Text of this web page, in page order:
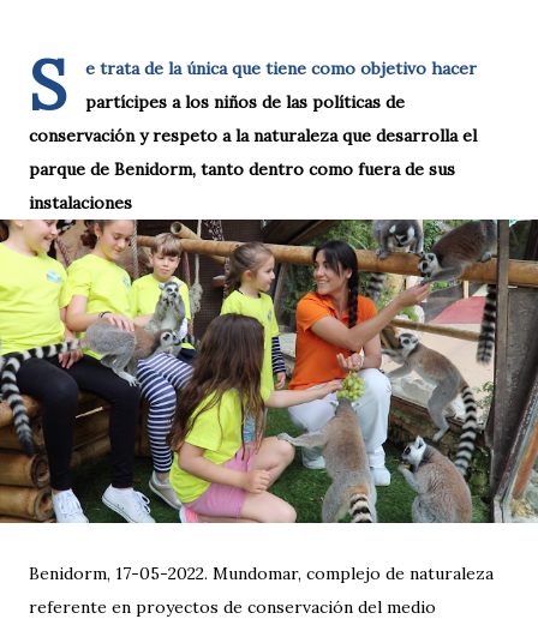
S
e trata de la única que tiene como objetivo hacer
partícipes a los niños de las políticas de
conservación y respeto a la naturaleza que desarrolla el
parque de Benidorm, tanto dentro como fuera de sus
instalaciones
Benidorm, 17-05-2022. Mundomar, complejo de naturaleza
referente en proyectos de conservación del medio